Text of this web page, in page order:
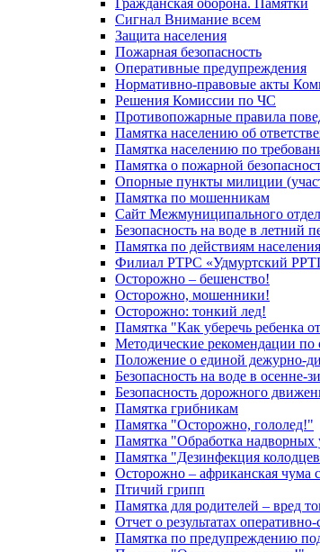
Гражданская оборона. Памятки
Сигнал Внимание всем
Защита населения
Пожарная безопасность
Оперативные предупреждения
Нормативно-правовые акты
Решения Комиссии по ЧС
Противопожарные правила
Памятка населению об
Памятка населению по
Памятка о пожарной
Опорные пункты милиции
Памятка по мошенникам
Сайт Межмуниципального
Безопасность на воде в летний
Памятка по действиям
Филиал РТРС «Удмуртский
Осторожно – бешенство!
Осторожно, мошенники!
Осторожно: тонкий лед!
Памятка "Как уберечь ребенка
Методические рекомендации по
Положение о единой дежурно-
Безопасность на воде в осенне-
Безопасность дорожного
Памятка грибникам
Памятка "Осторожно, гололед!"
Памятка "Обработка надворных
Памятка "Дезинфекция
Осторожно – африканская чума
Птичий грипп
Памятка для родителей – вред
Отчет о результатах
Памятка по предупреждению